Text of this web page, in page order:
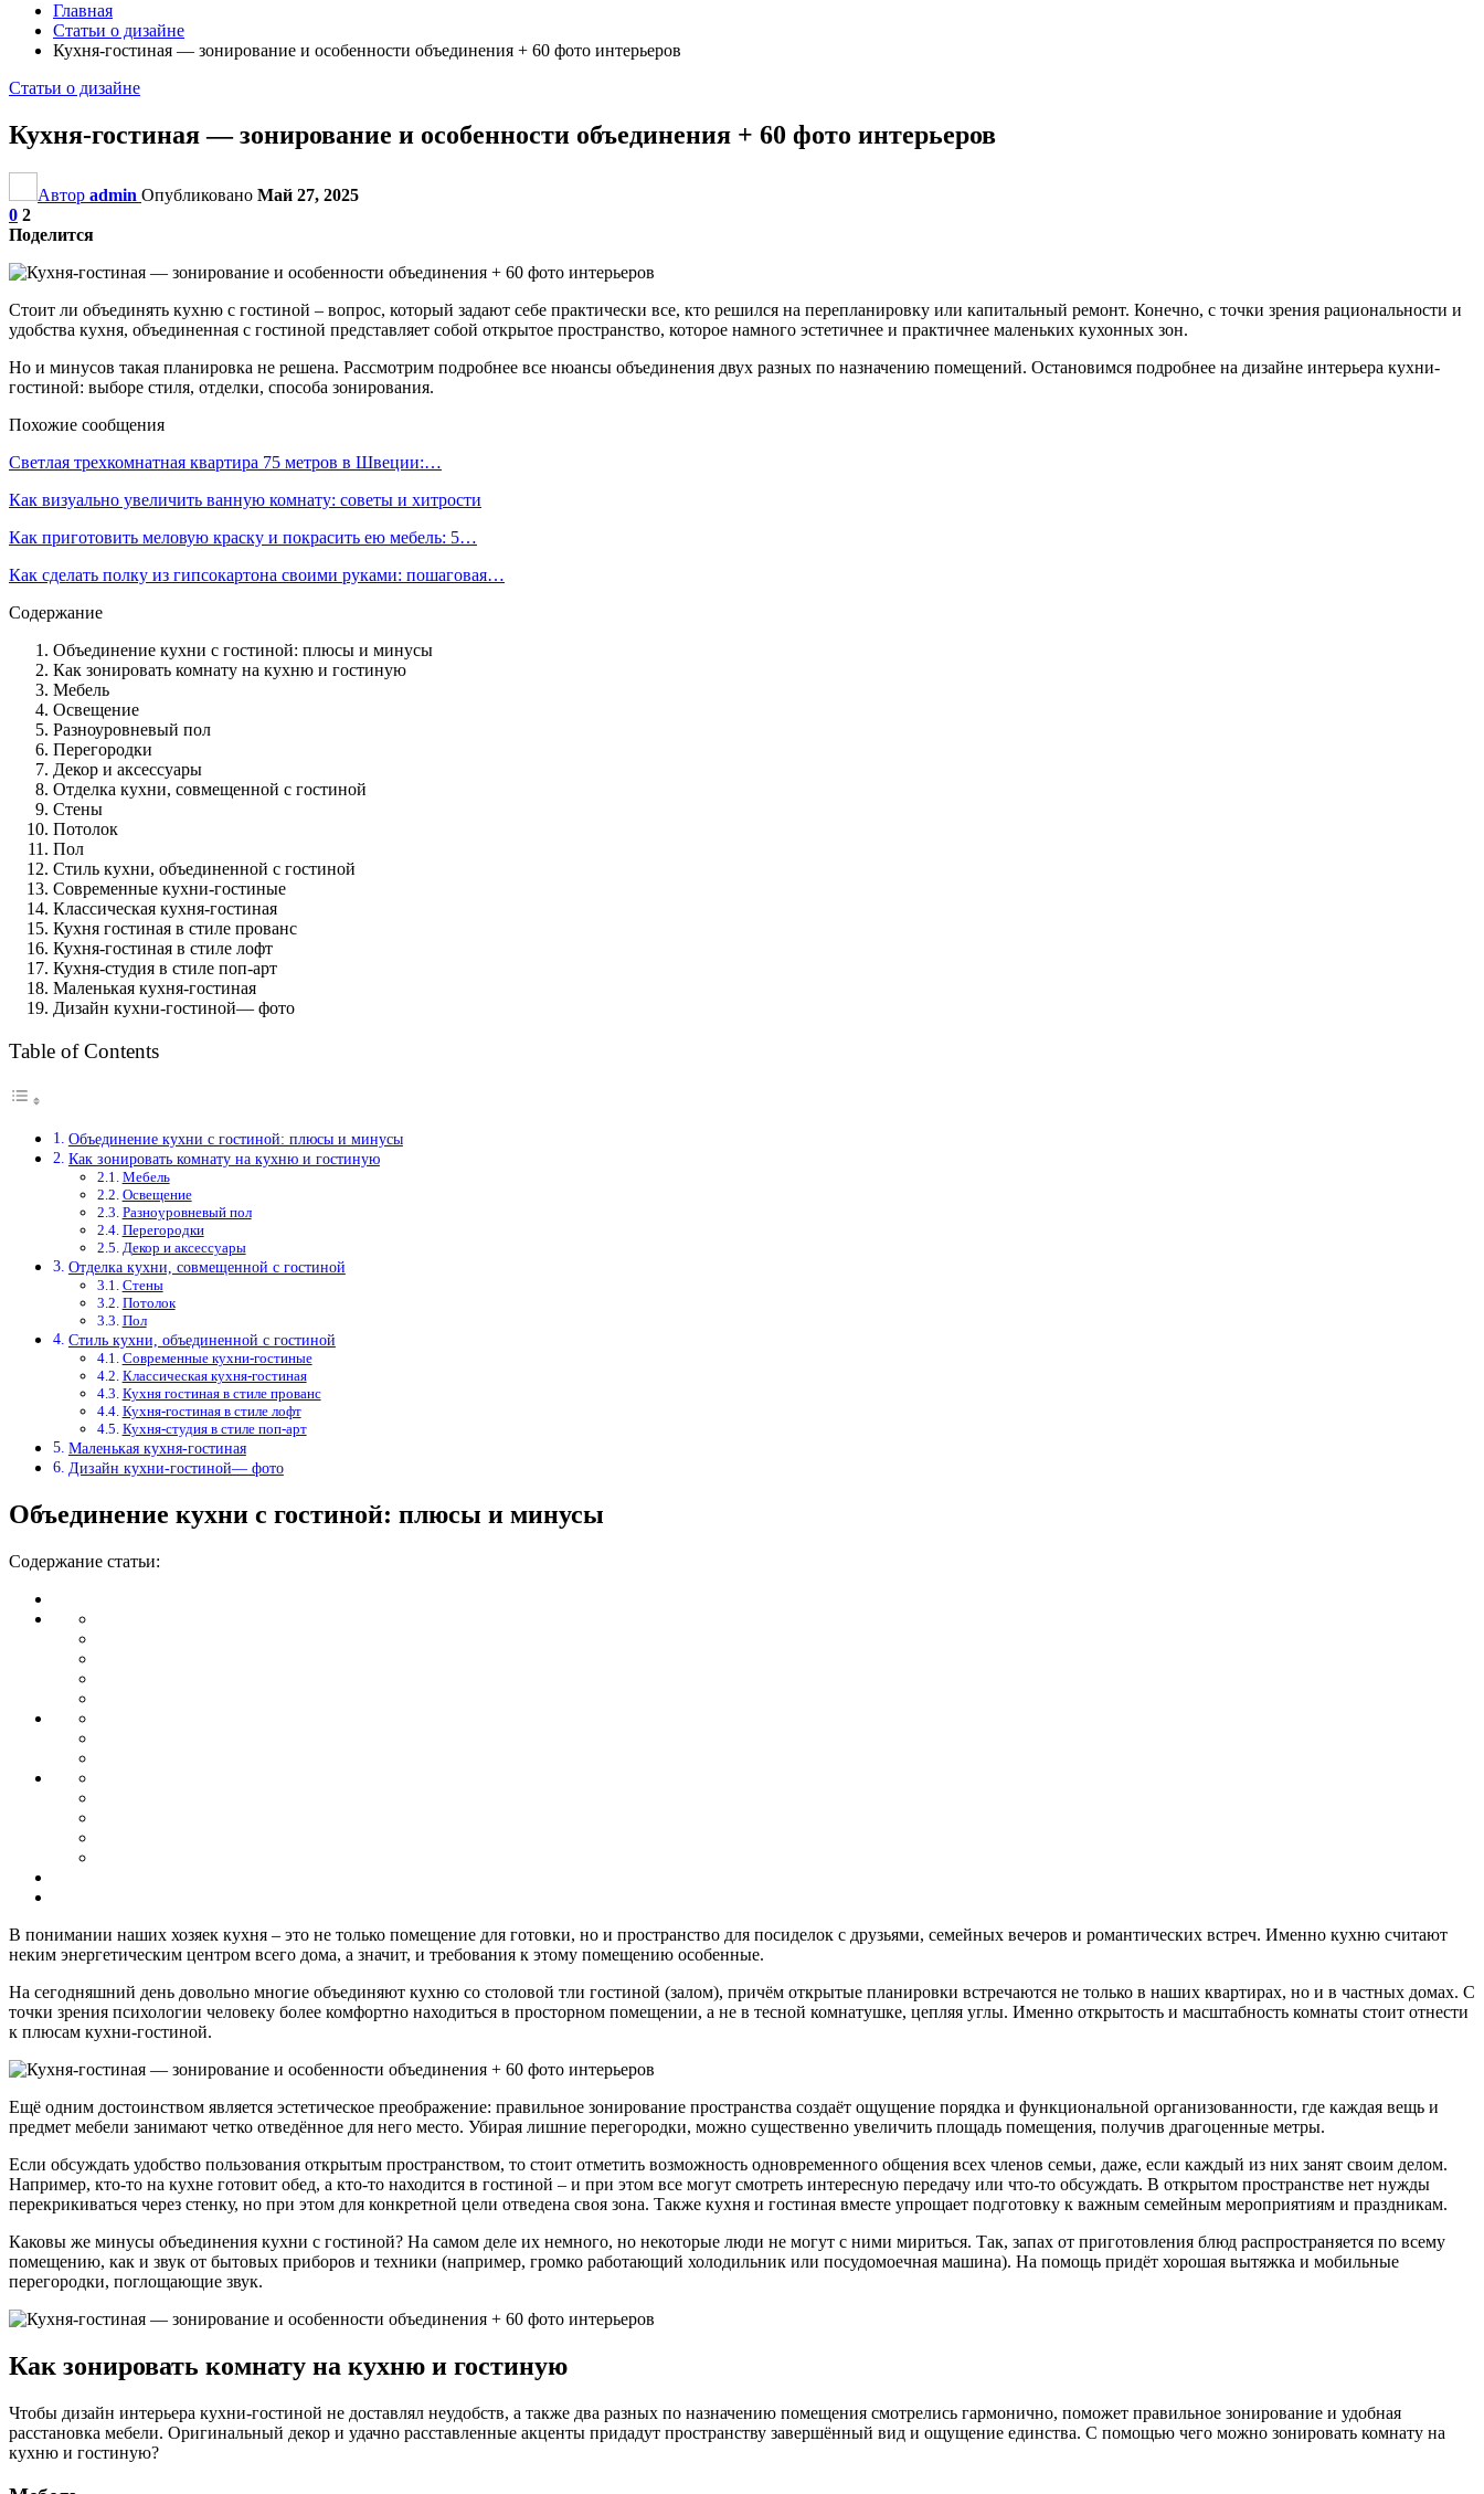
Главная
Статьи о дизайне
Кухня-гостиная — зонирование и особенности объединения + 60 фото интерьеров
Статьи о дизайне
Кухня-гостиная — зонирование и особенности объединения + 60 фото интерьеров
Автор admin Опубликовано Май 27, 2025
0 2
Поделится
Стоит ли объединять кухню с гостиной – вопрос, который задают себе практически все, кто решился на перепланировку или капитальный ремонт. Конечно, с точки зрения рациональности и
удобства кухня, объединенная с гостиной представляет собой открытое пространство, которое намного эстетичнее и практичнее маленьких кухонных зон.
Но и минусов такая планировка не решена. Рассмотрим подробнее все нюансы объединения двух разных по назначению помещений. Остановимся подробнее на дизайне интерьера кухни-
гостиной: выборе стиля, отделки, способа зонирования.
Похожие сообщения
Светлая трехкомнатная квартира 75 метров в Швеции:…
Как визуально увеличить ванную комнату: советы и хитрости
Как приготовить меловую краску и покрасить ею мебель: 5…
Как сделать полку из гипсокартона своими руками: пошаговая…
Содержание
Объединение кухни с гостиной: плюсы и минусы
Как зонировать комнату на кухню и гостиную
Мебель
Освещение
Разноуровневый пол
Перегородки
Декор и аксессуары
Отделка кухни, совмещенной с гостиной
Стены
Потолок
Пол
Стиль кухни, объединенной с гостиной
Современные кухни-гостиные
Классическая кухня-гостиная
Кухня гостиная в стиле прованс
Кухня-гостиная в стиле лофт
Кухня-студия в стиле поп-арт
Маленькая кухня-гостиная
Дизайн кухни-гостиной— фото
Table of Contents
Объединение кухни с гостиной: плюсы и минусы
Как зонировать комнату на кухню и гостиную
Мебель
Освещение
Разноуровневый пол
Перегородки
Декор и аксессуары
Отделка кухни, совмещенной с гостиной
Стены
Потолок
Пол
Стиль кухни, объединенной с гостиной
Современные кухни-гостиные
Классическая кухня-гостиная
Кухня гостиная в стиле прованс
Кухня-гостиная в стиле лофт
Кухня-студия в стиле поп-арт
Маленькая кухня-гостиная
Дизайн кухни-гостиной— фото
Объединение кухни с гостиной: плюсы и минусы
Содержание статьи:
В понимании наших хозяек кухня – это не только помещение для готовки, но и пространство для посиделок с друзьями, семейных вечеров и романтических встреч. Именно кухню считают
неким энергетическим центром всего дома, а значит, и требования к этому помещению особенные.
На сегодняшний день довольно многие объединяют кухню со столовой тли гостиной (залом), причём открытые планировки встречаются не только в наших квартирах, но и в частных домах. С
точки зрения психологии человеку более комфортно находиться в просторном помещении, а не в тесной комнатушке, цепляя углы. Именно открытость и масштабность комнаты стоит отнести
к плюсам кухни-гостиной.
Ещё одним достоинством является эстетическое преображение: правильное зонирование пространства создаёт ощущение порядка и функциональной организованности, где каждая вещь и
предмет мебели занимают четко отведённое для него место. Убирая лишние перегородки, можно существенно увеличить площадь помещения, получив драгоценные метры.
Если обсуждать удобство пользования открытым пространством, то стоит отметить возможность одновременного общения всех членов семьи, даже, если каждый из них занят своим делом.
Например, кто-то на кухне готовит обед, а кто-то находится в гостиной – и при этом все могут смотреть интересную передачу или что-то обсуждать. В открытом пространстве нет нужды
перекрикиваться через стенку, но при этом для конкретной цели отведена своя зона. Также кухня и гостиная вместе упрощает подготовку к важным семейным мероприятиям и праздникам.
Каковы же минусы объединения кухни с гостиной? На самом деле их немного, но некоторые люди не могут с ними мириться. Так, запах от приготовления блюд распространяется по всему
помещению, как и звук от бытовых приборов и техники (например, громко работающий холодильник или посудомоечная машина). На помощь придёт хорошая вытяжка и мобильные
перегородки, поглощающие звук.
Как зонировать комнату на кухню и гостиную
Чтобы дизайн интерьера кухни-гостиной не доставлял неудобств, а также два разных по назначению помещения смотрелись гармонично, поможет правильное зонирование и удобная
расстановка мебели. Оригинальный декор и удачно расставленные акценты придадут пространству завершённый вид и ощущение единства. С помощью чего можно зонировать комнату на
кухню и гостиную?